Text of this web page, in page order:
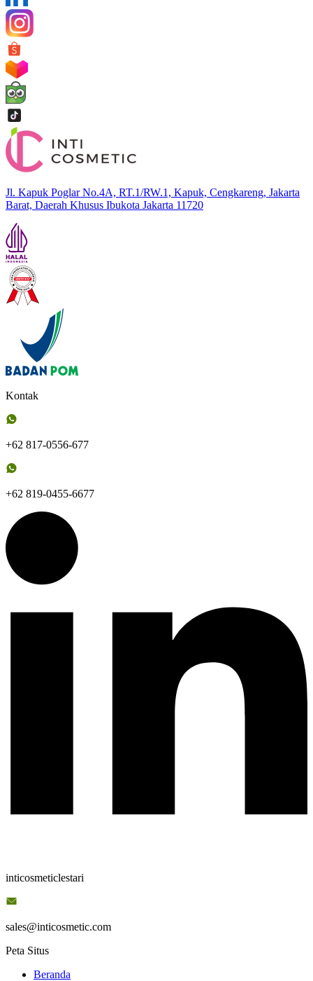
Jl. Kapuk Poglar No.4A, RT.1/RW.1, Kapuk, Cengkareng, Jakarta
Barat, Daerah Khusus Ibukota Jakarta 11720
Kontak
+62 817-0556-677
+62 819-0455-6677
inticosmeticlestari
sales@inticosmetic.com
Peta Situs
Beranda